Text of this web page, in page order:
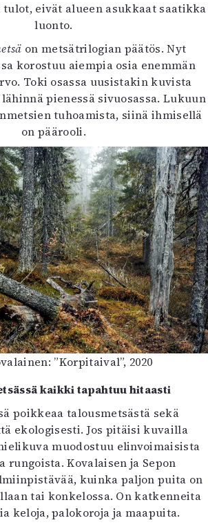
tulot, eivät alueen asukkaat saatikka
luonto.
on metsätrilogian päätös. Nyt
korostuu aiempia osia enemmän
Toki osassa uusistakin kuvista
pienessä sivuosassa. Lukuun
tuhoamista, siinä ihmisellä
on päärooli.
”Korpitaival”, 2020
kaikki tapahtuu hitaasti
poikkeaa talousmetsästä sekä
ekologisesti. Jos pitäisi kuvailla
muodostuu elinvoimaisista
rungoista. Kovalaisen ja Sepon
kuinka paljon puita on
tai konkelossa. On katkenneita
keloja, palokoroja ja maapuita.